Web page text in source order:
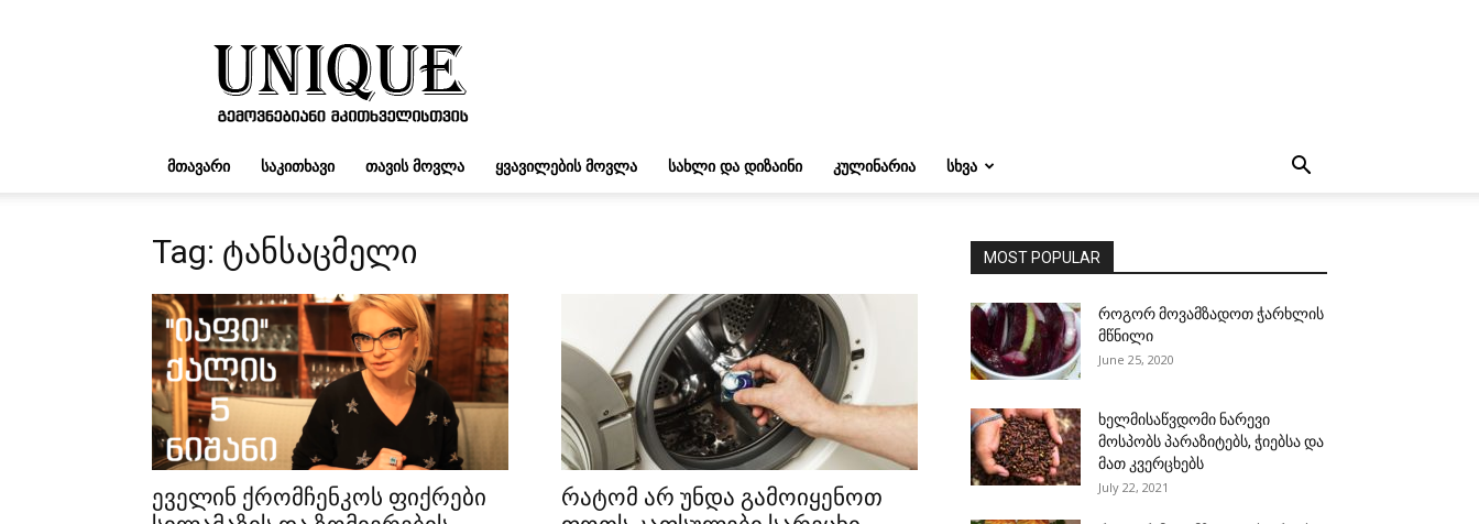
UNIQUE.GE
ᲛᲗᲐᲕᲐᲠᲘ ᲡᲐᲙᲘᲗᲮᲐᲕᲘ ᲗᲐᲕᲘᲡ ᲛᲝᲕᲚᲐ ᲧᲕᲐᲕᲘᲚᲔᲑᲘᲡ ᲛᲝᲕᲚᲐ ᲡᲐᲮᲚᲘ ᲓᲐ ᲓᲘᲖᲐᲘᲜᲘ ᲙᲣᲚᲘᲜᲐᲠᲘᲐ ᲡᲮᲕᲐ
Tag: ტანსაცმელი
ეველინ ქრომჩენკოს ფიქრები
რატომ არ უნდა გამოიყენოთ
MOST POPULAR
როგორ მოვამზადოთ ჭარხლის
მწნილი
June 25, 2020
ხელმისაწვდომი ნარევი
მოსპობს პარაზიტებს, ჭიებსა და
მათ კვერცხებს
July 22, 2021